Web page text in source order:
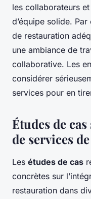
les collaborateurs
d’équipe solide.
de restauration
une ambiance de
collaborative. Les
considérer
services pour en
Études de
de services
Les études de cas
concrètes sur
restauration dans